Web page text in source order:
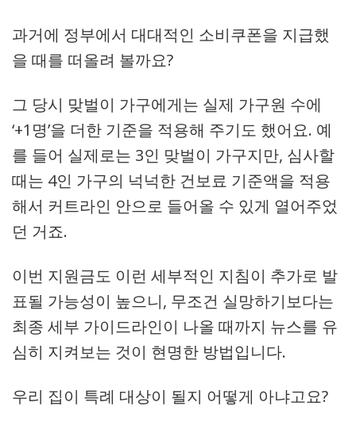
과거에 정부에서 대대적인 소비쿠폰을 지급했
을 때를 떠올려 볼까요?
그 당시 맞벌이 가구에게는 실제 가구원 수에
‘+1명’을 더한 기준을 적용해 주기도 했어요. 예
를 들어 실제로는 3인 맞벌이 가구지만, 심사할
때는 4인 가구의 넉넉한 건보료 기준액을 적용
해서 커트라인 안으로 들어올 수 있게 열어주었
던 거죠.
이번 지원금도 이런 세부적인 지침이 추가로 발
표될 가능성이 높으니, 무조건 실망하기보다는
최종 세부 가이드라인이 나올 때까지 뉴스를 유
심히 지켜보는 것이 현명한 방법입니다.
우리 집이 특례 대상이 될지 어떻게 아냐고요?